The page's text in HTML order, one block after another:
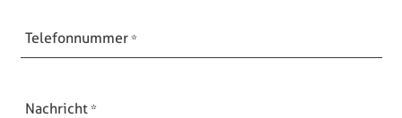
Telefonnummer
Nachricht